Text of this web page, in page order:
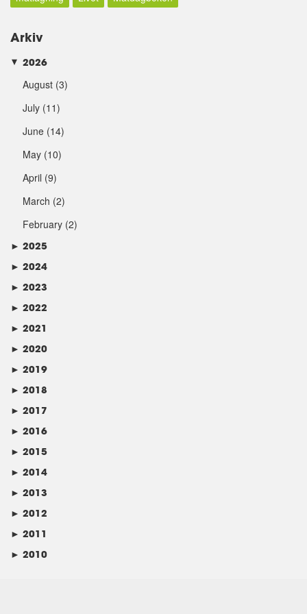
Arkiv
► 2026
August (3)
July (11)
June (14)
May (10)
April (9)
March (2)
February (2)
► 2025
► 2024
► 2023
► 2022
► 2021
► 2020
► 2019
► 2018
► 2017
► 2016
► 2015
► 2014
► 2013
► 2012
► 2011
► 2010